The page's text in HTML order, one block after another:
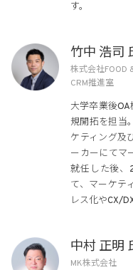
す。
竹中 浩司
株式会社FOOD
CRM推進室
大学卒業後
規開拓を担当
ケティング及
ーカーにてマ
就任した後、
て、マーケテ
レス化やCX/
中村 正明
MK株式会社